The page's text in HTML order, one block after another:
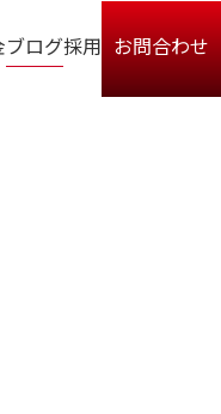
ブログ採用 お問合わせ